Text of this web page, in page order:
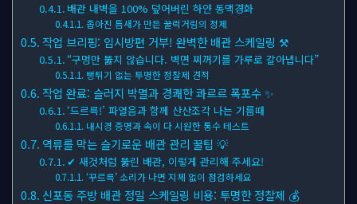
배관 내벽을 100% 덮어버린 하얀 동맥경화
좁아진 틈새가 만든 꿀럭거림의 정체
작업 브리핑: 임시방편 거부! 완벽한 배관 스케일링 ⚒
“구멍만 뚫지 않습니다. 벽면 찌꺼기를 가루로 갈아냅니다”
뻥튀기 없는 투명한 정찰제 견적
작업 완료: 슬러지 박멸과 경쾌한 콰르르 폭포수 ✨
‘드르륵!’ 파열음과 함께 산산조각 나는 기름때
내시경 증명과 속이 다 시원한 통수 테스트
역류를 막는 슬기로운 배관 관리 꿀팁 💡
✔ 새것처럼 뚫린 배관, 이렇게 관리해 주세요!
‘꾸르륵’ 소리가 나면 지체 없이 점검하세요
신포동 주방 배관 정밀 스케일링 비용: 투명한 정찰제 💰